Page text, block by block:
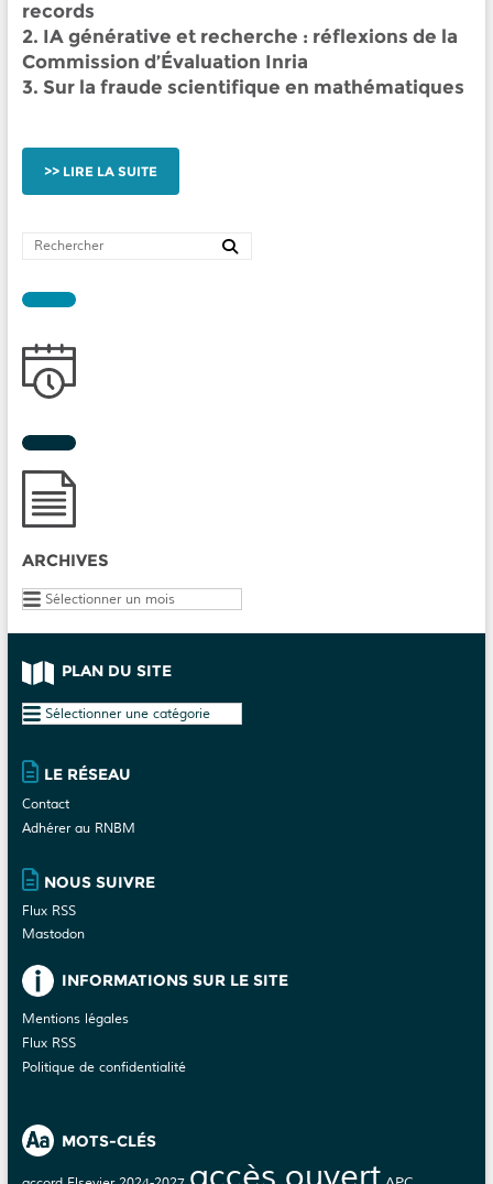
records
2. IA générative et recherche : réflexions de la
Commission d’Évaluation Inria
3. Sur la fraude scientifique en mathématiques
LIRE LA SUITE
ARCHIVES
Archives
PLAN DU SITE
Plan
site
LE RÉSEAU
Contact
Adhérer au RNBM
NOUS SUIVRE
Flux RSS
Mastodon
INFORMATIONS SUR LE SITE
Mentions légales
Flux RSS
Politique de confidentialité
MOTS-CLÉS